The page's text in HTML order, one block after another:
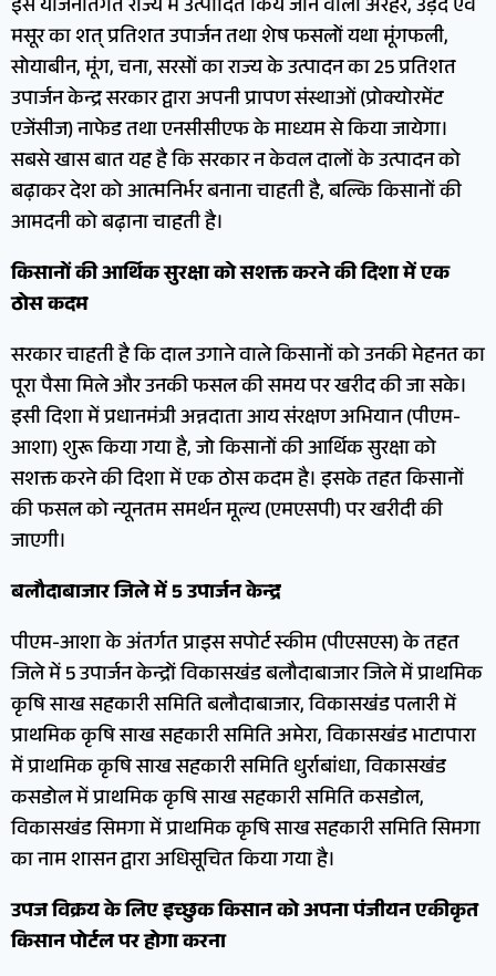
इस योजनांतर्गत राज्य में उत्पादित किये जाने वाली अरहर, उड़द एवं
मसूर का शत् प्रतिशत उपार्जन तथा शेष फसलों यथा मूंगफली,
सोयाबीन, मूंग, चना, सरसों का राज्य के उत्पादन का 25 प्रतिशत
उपार्जन केन्द्र सरकार द्वारा अपनी प्रापण संस्थाओं (प्रोक्योरमेंट
एजेंसीज) नाफेड तथा एनसीसीएफ के माध्यम से किया जायेगा।
सबसे खास बात यह है कि सरकार न केवल दालों के उत्पादन को
बढ़ाकर देश को आत्मनिर्भर बनाना चाहती है, बल्कि किसानों की
आमदनी को बढ़ाना चाहती है।
किसानों की आर्थिक सुरक्षा को सशक्त करने की दिशा में एक
ठोस कदम
सरकार चाहती है कि दाल उगाने वाले किसानों को उनकी मेहनत का
पूरा पैसा मिले और उनकी फसल की समय पर खरीद की जा सके।
इसी दिशा में प्रधानमंत्री अन्नदाता आय संरक्षण अभियान (पीएम-
आशा) शुरू किया गया है, जो किसानों की आर्थिक सुरक्षा को
सशक्त करने की दिशा में एक ठोस कदम है। इसके तहत किसानों
की फसल को न्यूनतम समर्थन मूल्य (एमएसपी) पर खरीदी की
जाएगी।
बलौदाबाजार जिले में 5 उपार्जन केन्द्र
पीएम-आशा के अंतर्गत प्राइस सपोर्ट स्कीम (पीएसएस) के तहत
जिले में 5 उपार्जन केन्द्रों विकासखंड बलौदाबाजार जिले में प्राथमिक
कृषि साख सहकारी समिति बलौदाबाजार, विकासखंड पलारी में
प्राथमिक कृषि साख सहकारी समिति अमेरा, विकासखंड भाटापारा
में प्राथमिक कृषि साख सहकारी समिति धुर्राबांधा, विकासखंड
कसडोल में प्राथमिक कृषि साख सहकारी समिति कसडोल,
विकासखंड सिमगा में प्राथमिक कृषि साख सहकारी समिति सिमगा
का नाम शासन द्वारा अधिसूचित किया गया है।
उपज विक्रय के लिए इच्छुक किसान को अपना पंजीयन एकीकृत
किसान पोर्टल पर होगा करना